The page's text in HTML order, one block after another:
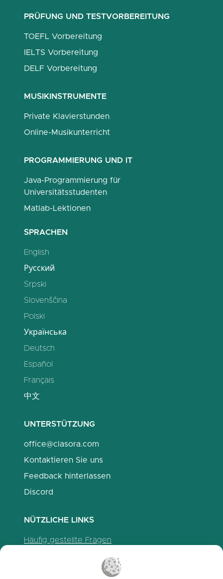
PRÜFUNG UND TESTVORBEREITUNG
TOEFL Vorbereitung
IELTS Vorbereitung
DELF Vorbereitung
MUSIKINSTRUMENTE
Private Klavierstunden
Online-Musikunterricht
PROGRAMMIERUNG UND IT
Java-Programmierung für
Universitätsstudenten
Matlab-Lektionen
SPRACHEN
English
Русский
Srpski
Slovenščina
Polski
Українська
Deutsch
Español
Français
中文
UNTERSTÜTZUNG
office@clasora.com
Kontaktieren Sie uns
Feedback hinterlassen
Discord
NÜTZLICHE LINKS
Häufig gestellte Fragen